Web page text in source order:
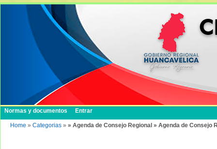
Normas y documentos Entrar
Home » Categorias » » Agenda de Consejo Regional » Agenda de Consejo